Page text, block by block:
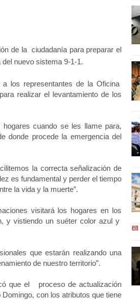
de la ciudadanía para preparar el
nuevo sistema 9-1-1.
los representantes de la Oficina
realizar el levantamiento de los
cuando se les llame para,
donde procede la emergencia del
la correcta señalización de
es fundamental y perder el tiempo
la vida y la muerte”.
visitará los hogares en los
y vistiendo un suéter color azul y
que estarán realizando una
de nuestro territorio”.
que el proceso de actualización
con los atributos que tiene